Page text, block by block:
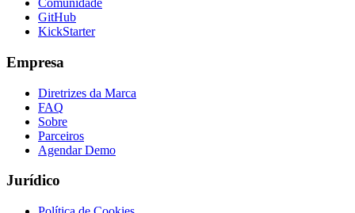
Comunidade
GitHub
KickStarter
Empresa
Diretrizes da Marca
FAQ
Sobre
Parceiros
Agendar Demo
Jurídico